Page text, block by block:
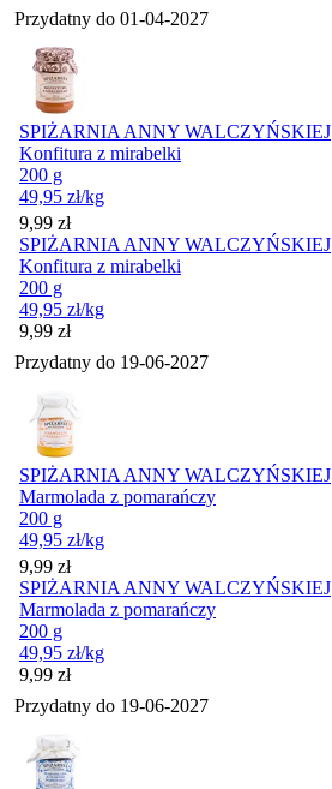
Przydatny do 01-04-2027
SPIŻARNIA ANNY WALCZYŃSKIEJ
Konfitura z mirabelki
200 g
49,95 zł/kg
Cena
9,99 zł
SPIŻARNIA ANNY WALCZYŃSKIEJ
Konfitura z mirabelki
200 g
49,95 zł/kg
Cena
9,99 zł
Przydatny do 19-06-2027
SPIŻARNIA ANNY WALCZYŃSKIEJ
Marmolada z pomarańczy
200 g
49,95 zł/kg
Cena
9,99 zł
SPIŻARNIA ANNY WALCZYŃSKIEJ
Marmolada z pomarańczy
200 g
49,95 zł/kg
Cena
9,99 zł
Przydatny do 19-06-2027